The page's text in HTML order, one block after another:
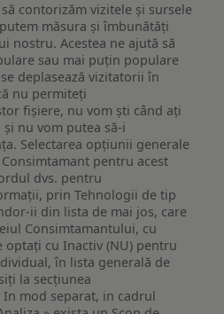
contorizăm vizitele și sursele
măsura și îmbunătăți
nostru. Acestea ne ajută să
sau mai puțin populare
deplasează vizitatorii în
nu permiteți
fișiere, nu vom ști când ați
nu vom putea să-i
Selectarea opțiunii generale
pentru acest
dvs. pentru
prin Tehnologii de tip
ii din lista de mai jos, care
Consimtamantului, cu
optați cu Inactiv (NU) pentru
în lista generală de
la secțiunea
In mod separat, in cadrul